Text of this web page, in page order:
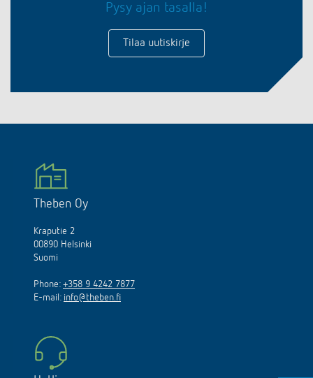
Pysy ajan tasalla!
Tilaa uutiskirje
Theben Oy
Kraputie 2
00890 Helsinki
Suomi
Phone: +358 9 4242 7877
E-mail: info@theben.fi